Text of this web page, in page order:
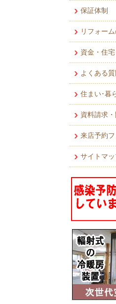
保証体制
リフォー
資金・住
よくある
住まい･暮
資料請求
来店予約フ
サイトマ